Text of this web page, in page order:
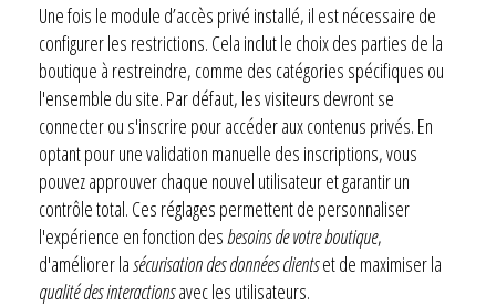
Une fois le module d’accès privé installé, il est nécessaire de
configurer les restrictions. Cela inclut le choix des parties de la
boutique à restreindre, comme des catégories spécifiques ou
l'ensemble du site. Par défaut, les visiteurs devront se
connecter ou s'inscrire pour accéder aux contenus privés. En
optant pour une validation manuelle des inscriptions, vous
pouvez approuver chaque nouvel utilisateur et garantir un
contrôle total. Ces réglages permettent de personnaliser
l'expérience en fonction des besoins de votre boutique,
d'améliorer lasécurisation des données clientset de maximiser la
qualité des interactionsavec les utilisateurs.